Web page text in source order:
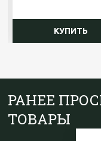
КУПИТЬ
РАНЕЕ
ТОВАРЫ